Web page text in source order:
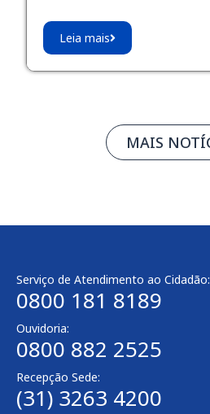
Leia mais
MAIS
Serviço de Atendimento ao Cidadão:
0800 181 8189
Ouvidoria:
0800 882 2525
Recepção Sede:
(31) 3263 4200